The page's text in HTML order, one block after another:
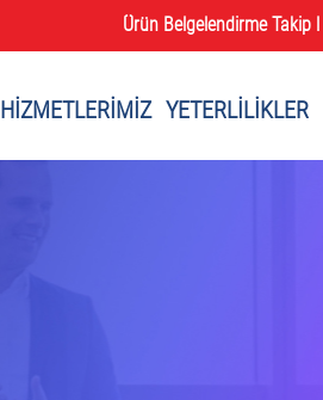
Ürün Belgelendirme Takip l
HİZMETLERİMİZ YETERLİLİKLER